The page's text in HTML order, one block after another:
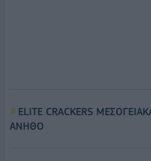
ELITE CRACKERS
ΑΝΗΘΟ